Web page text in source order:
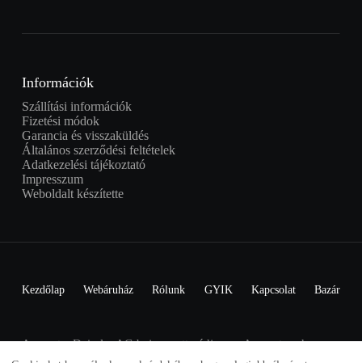
Információk
Szállítási információk
Fizetési módok
Garancia és visszaküldés
Általános szerződési feltételek
Adatkezelési tájékoztató
Impresszum
Weboldalt készítette
Kezdőlap Webáruház Rólunk GYIK Kapcsolat Bazár
A smart a Daimler AG bejegyzett védjegye. A smartom.hu nem